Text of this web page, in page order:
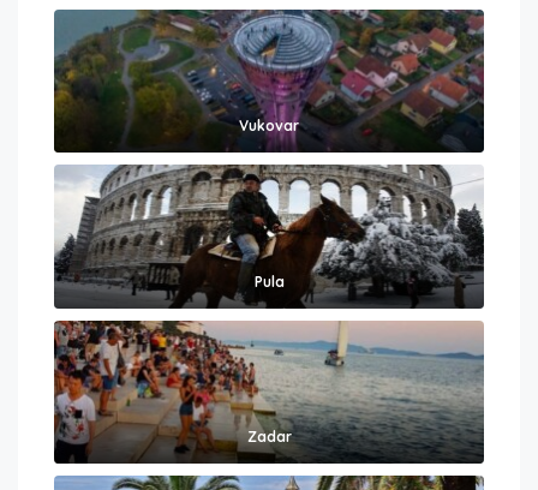
Vukovar
Pula
Zadar